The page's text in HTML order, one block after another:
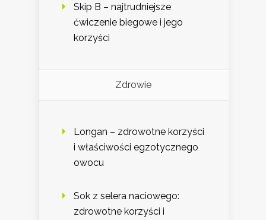
Skip B – najtrudniejsze
ćwiczenie biegowe i jego
korzyści
Zdrowie
Longan – zdrowotne korzyści
i właściwości egzotycznego
owocu
Sok z selera naciowego:
zdrowotne korzyści i